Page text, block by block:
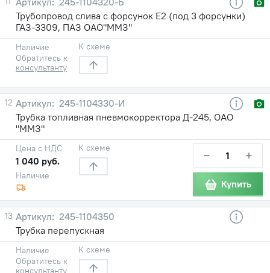
Трубопровод слива с форсунок Е2 (под 3 форсунки)
ГАЗ-3309, ПАЗ ОАО"ММЗ"
Наличие
Обратитесь к
консультанту
К схеме
12
245-1104330-И
Трубка топливная пневмокорректора Д-245, ОАО
"ММЗ"
Наличие
Цена с НДС
1 040 руб.
К схеме − +
Купить
13
245-1104350
Трубка перепускная
Наличие
Обратитесь к
консультанту
К схеме